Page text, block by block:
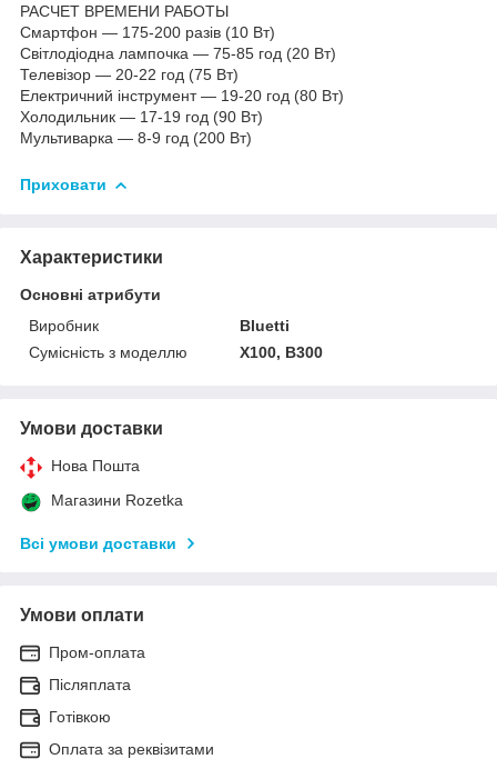
РАСЧЕТ ВРЕМЕНИ РАБОТЫ
Смартфон — 175-200 разів (10 Вт)
Світлодіодна лампочка — 75-85 год (20 Вт)
Телевізор — 20-22 год (75 Вт)
Електричний інструмент — 19-20 год (80 Вт)
Холодильник — 17-19 год (90 Вт)
Мультиварка — 8-9 год (200 Вт)
Приховати
Характеристики
Основні атрибути
Виробник
Bluetti
Сумісність з моделлю
X100, B300
Умови доставки
Нова Пошта
Магазини Rozetka
Всі умови доставки
Умови оплати
Пром-оплата
Післяплата
Готівкою
Оплата за реквізитами